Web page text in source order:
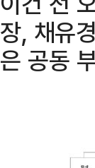
장, 채유
은 공동